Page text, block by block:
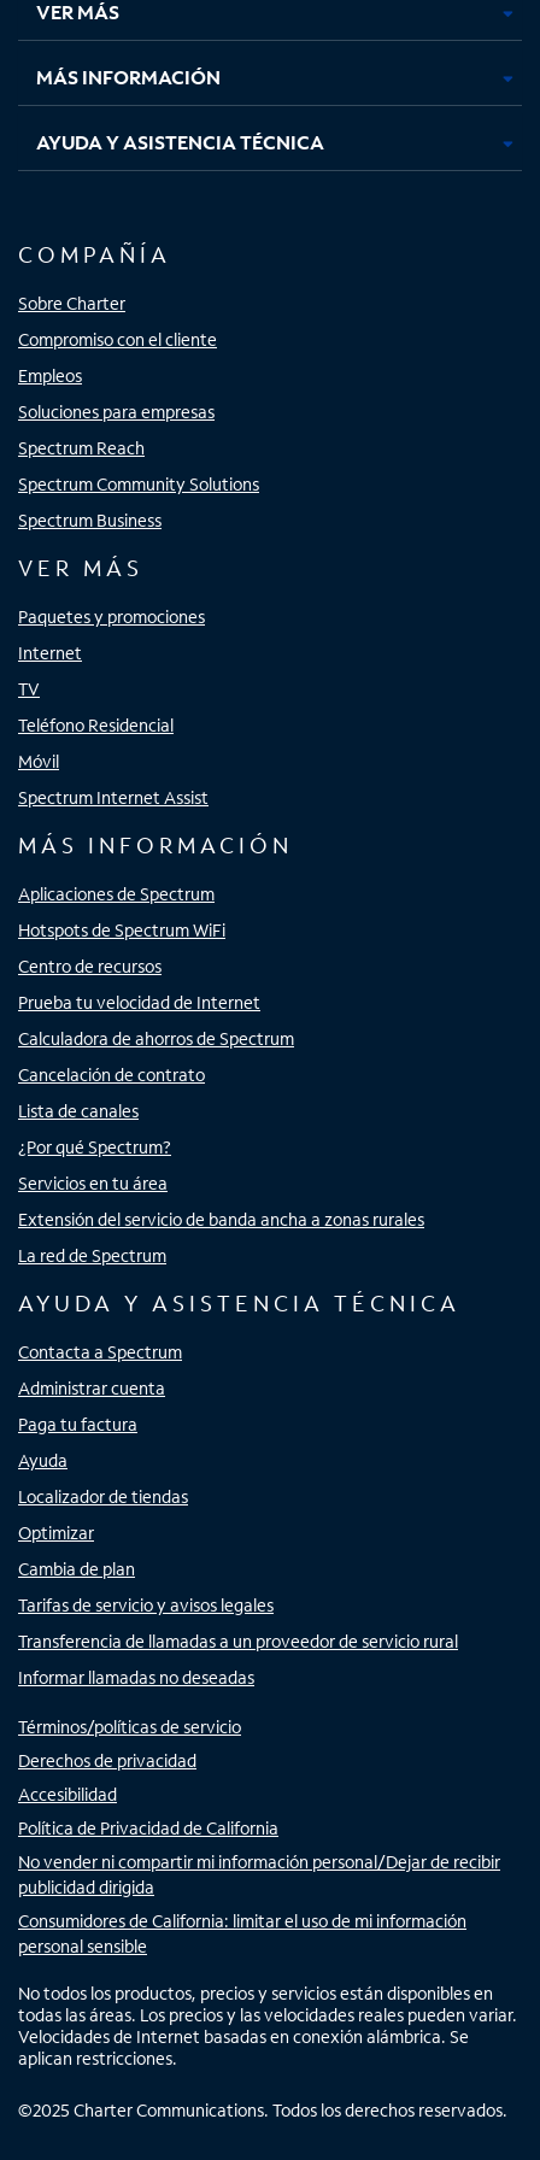
pestaña
nueva
pestaña
nueva
pestaña
nuevanueva
VER MÁS
MÁS INFORMACIÓN
AYUDA Y ASISTENCIA TÉCNICA
COMPAÑÍA
Sobre Charter
Compromiso con el cliente
Empleos
Soluciones para empresas
Spectrum Reach
Spectrum Community Solutions
Spectrum Business
VER MÁS
Paquetes y promociones
Internet
TV
Teléfono Residencial
Móvil
Spectrum Internet Assist
MÁS INFORMACIÓN
Aplicaciones de Spectrum
Hotspots de Spectrum WiFi
Centro de recursos
Prueba tu velocidad de Internet
Calculadora de ahorros de Spectrum
Cancelación de contrato
Lista de canales
¿Por qué Spectrum?
Servicios en tu área
Extensión del servicio de banda ancha a zonas rurales
La red de Spectrum
AYUDA Y ASISTENCIA TÉCNICA
Contacta a Spectrum
Administrar cuenta
Paga tu factura
Ayuda
Localizador de tiendas
Optimizar
Cambia de plan
Tarifas de servicio y avisos legales
Transferencia de llamadas a un proveedor de servicio rural
Informar llamadas no deseadas
Términos/políticas de servicio
Derechos de privacidad
Accesibilidad
Política de Privacidad de California
No vender ni compartir mi información personal/Dejar de recibir
publicidad dirigida
Consumidores de California: limitar el uso de mi información
personal sensible
No todos los productos, precios y servicios están disponibles en
todas las áreas. Los precios y las velocidades reales pueden variar.
Velocidades de Internet basadas en conexión alámbrica. Se
aplican restricciones.
©2025 Charter Communications. Todos los derechos reservados.